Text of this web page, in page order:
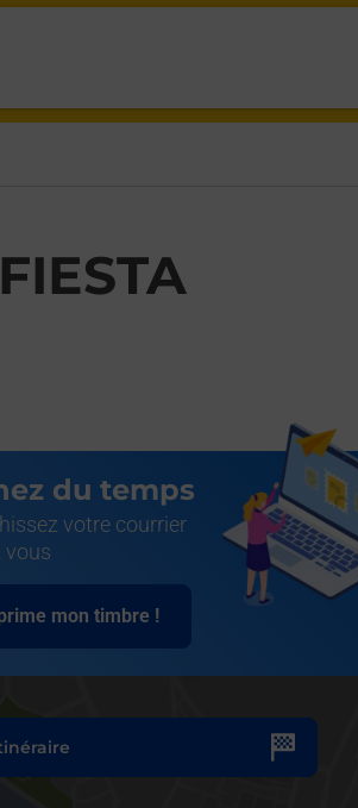
du temps
votre courrier
vous
mon timbre !
LUNE,